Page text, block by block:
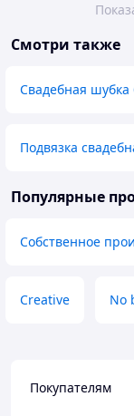
Смотри также
Свадебная шубка
Подвязка
Популярные
Собственное
Creative No
Покупателям